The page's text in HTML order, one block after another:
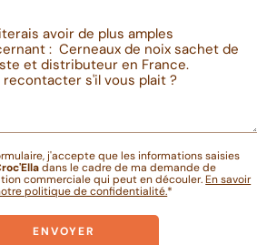
j'accepte que les informations saisies
dans le cadre de ma demande de
commerciale qui peut en découler. En savoir
politique de confidentialité.*